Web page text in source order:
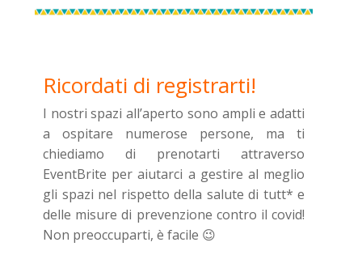
Ricordati di registrarti!
I nostri spazi all’aperto sono ampli e adatti
a ospitare numerose persone, ma ti
chiediamo di prenotarti attraverso
EventBrite per aiutarci a gestire al meglio
gli spazi nel rispetto della salute di tutt* e
delle misure di prevenzione contro il covid!
Non preoccuparti, è facile 😉